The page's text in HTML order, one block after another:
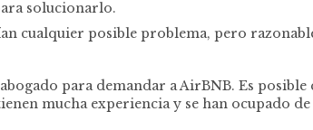
solucionarlo.
posible problema, pero
para demandar a AirBNB. Es
mucha experiencia y se han ocupado